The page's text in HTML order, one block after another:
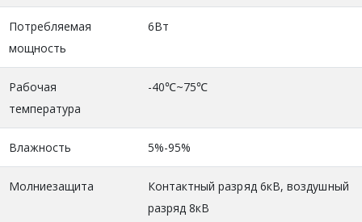
Потребляемая
мощность
6Вт
Рабочая
температура
-40℃~75℃
Влажность 5%-95%
Молниезащита
Контактный разряд 6кВ, воздушный
разряд 8кВ